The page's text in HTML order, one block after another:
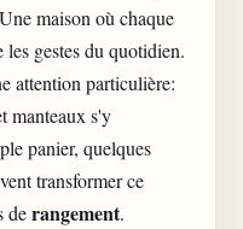
maison où chaque
gestes du quotidien.
attention particulière:
manteaux s'y
panier, quelques
transformer ce
derangement.